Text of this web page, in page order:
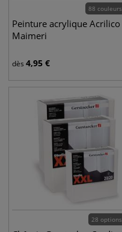
88 couleurs
Peinture acrylique Acrilico
Maimeri
dès 4,95 €
28 options